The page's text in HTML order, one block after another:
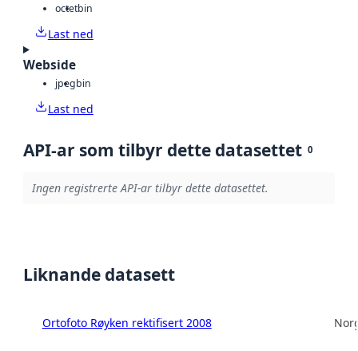
octetbin
Last ned
Webside
jpegbin
Last ned
API-ar som tilbyr dette datasettet 0
Ingen registrerte API-ar tilbyr dette datasettet.
Liknande datasett
Ortofoto Røyken rektifisert 2008